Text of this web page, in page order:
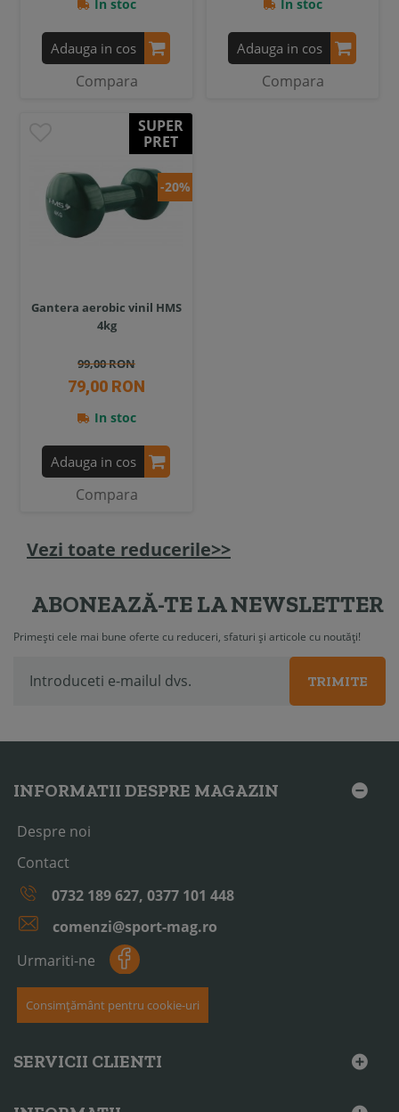
In stoc
Adauga in cos
Compara
In stoc
Adauga in cos
Compara
SUPER
PRET
-20%
Gantera aerobic vinil HMS
4kg
99,00 RON
79,00 RON
In stoc
Adauga in cos
Compara
Vezi toate reducerile>>
ABONEAZĂ-TE LA NEWSLETTER
Primești cele mai bune oferte cu reduceri, sfaturi și articole cu noutăți!
TRIMITE
INFORMATII DESPRE MAGAZIN
Despre noi
Contact
0732 189 627, 0377 101 448
comenzi@sport-mag.ro
Urmariti-ne
Consimțământ pentru cookie-uri
SERVICII CLIENTI